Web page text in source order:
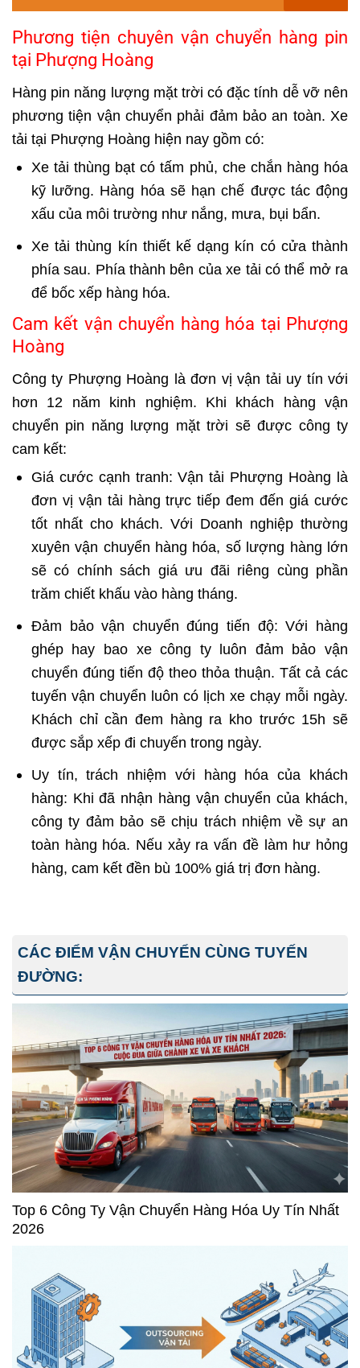
Phương tiện chuyên vận chuyển hàng pin
tại Phượng Hoàng
Hàng pin năng lượng mặt trời có đặc tính dễ vỡ nên
phương tiện vận chuyển phải đảm bảo an toàn. Xe
tải tại Phượng Hoàng hiện nay gồm có:
Xe tải thùng bạt có tấm phủ, che chắn hàng hóa
kỹ lưỡng. Hàng hóa sẽ hạn chế được tác động
xấu của môi trường như nắng, mưa, bụi bẩn.
Xe tải thùng kín thiết kế dạng kín có cửa thành
phía sau. Phía thành bên của xe tải có thể mở ra
để bốc xếp hàng hóa.
Cam kết vận chuyển hàng hóa tại Phượng
Hoàng
Công ty Phượng Hoàng là đơn vị vận tải uy tín với
hơn 12 năm kinh nghiệm. Khi khách hàng vận
chuyển pin năng lượng mặt trời sẽ được công ty
cam kết:
Giá cước cạnh tranh: Vận tải Phượng Hoàng là
đơn vị vận tải hàng trực tiếp đem đến giá cước
tốt nhất cho khách. Với Doanh nghiệp thường
xuyên vận chuyển hàng hóa, số lượng hàng lớn
sẽ có chính sách giá ưu đãi riêng cùng phần
trăm chiết khấu vào hàng tháng.
Đảm bảo vận chuyển đúng tiến độ: Với hàng
ghép hay bao xe công ty luôn đảm bảo vận
chuyển đúng tiến độ theo thỏa thuận. Tất cả các
tuyến vận chuyển luôn có lịch xe chạy mỗi ngày.
Khách chỉ cần đem hàng ra kho trước 15h sẽ
được sắp xếp đi chuyến trong ngày.
Uy tín, trách nhiệm với hàng hóa của khách
hàng: Khi đã nhận hàng vận chuyển của khách,
công ty đảm bảo sẽ chịu trách nhiệm về sự an
toàn hàng hóa. Nếu xảy ra vấn đề làm hư hỏng
hàng, cam kết đền bù 100% giá trị đơn hàng.
CÁC ĐIỂM VẬN CHUYỂN CÙNG TUYẾN
ĐƯỜNG:
Top 6 Công Ty Vận Chuyển Hàng Hóa Uy Tín Nhất
2026